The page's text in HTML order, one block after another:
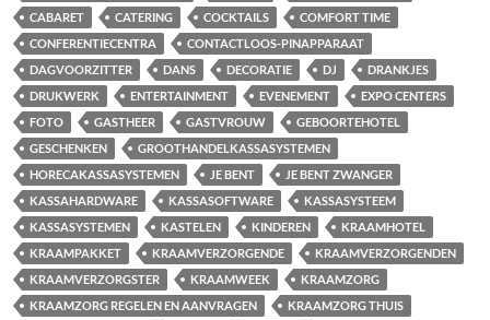
CABARET
CATERING COCKTAILS
COMFORT TIME
CONFERENTIECENTRA
CONTACTLOOS-PINAPPARAAT
DAGVOORZITTER
DANS DECORATIE DJ
DRANKJES
DRUKWERK
ENTERTAINMENT EVENEMENT
EXPO CENTERS
FOTO
GASTHEER GASTVROUW
GEBOORTEHOTEL
GESCHENKEN
GROOTHANDELKASSASYSTEMEN
HORECAKASSASYSTEMEN
JE BENT
JE BENT ZWANGER
KASSAHARDWARE
KASSASOFTWARE
KASSASYSTEEM
KASSASYSTEMEN
KASTELEN KINDEREN
KRAAMHOTEL
KRAAMPAKKET
KRAAMVERZORGENDE
KRAAMVERZORGENDEN
KRAAMVERZORGSTER
KRAAMWEEK
KRAAMZORG
KRAAMZORG REGELEN EN AANVRAGEN
KRAAMZORG THUIS